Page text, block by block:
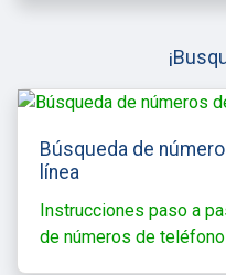
Búsqueda de
línea
Instrucciones paso a
de números de